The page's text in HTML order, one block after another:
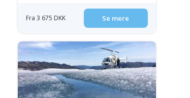
Fra 3 675 DKK Se mere